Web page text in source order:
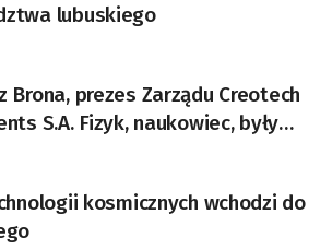
lubuskiego
Brona, prezes Zarządu Creotech
naukowiec, były
CERN w Genewie,
nauk fizycznych,
Rady Sektorowej ds.
kosmicznych wchodzi do